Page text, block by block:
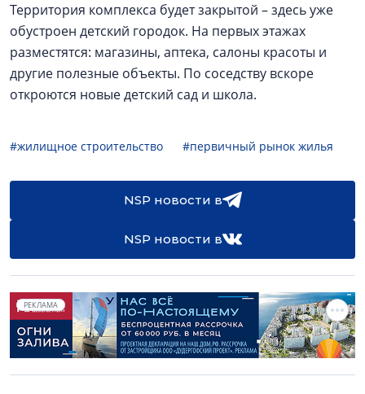
Территория комплекса будет закрытой – здесь уже
обустроен детский городок. На первых этажах
разместятся: магазины, аптека, салоны красоты и
другие полезные объекты. По соседству вскоре
откроются новые детский сад и школа.
#жилищное строительство #первичный рынок жилья
NSP новости в
NSP новости в
РЕКЛАМА